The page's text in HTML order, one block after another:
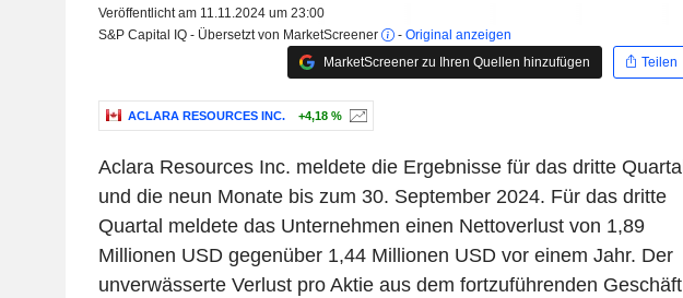
Veröffentlicht am 11.11.2024 um 23:00
S&P Capital IQ - Übersetzt von MarketScreener
- Original anzeigen
MarketScreener zu Ihren Quellen hinzufügen
Teilen
ACLARA RESOURCES INC. +4,18 %
Aclara Resources Inc. meldete die Ergebnisse für das dritte Quartal
und die neun Monate bis zum 30. September 2024. Für das dritte
Quartal meldete das Unternehmen einen Nettoverlust von 1,89
Millionen USD gegenüber 1,44 Millionen USD vor einem Jahr. Der
unverwässerte Verlust pro Aktie aus dem fortzuführenden Geschäft